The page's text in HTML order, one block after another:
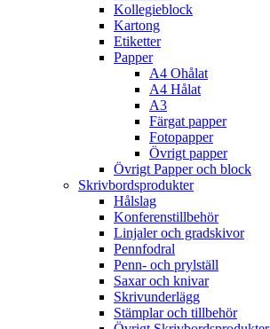
Kollegieblock
Kartong
Etiketter
Papper
A4 Ohålat
A4 Hålat
A3
Färgat papper
Fotopapper
Övrigt papper
Övrigt Papper och block
Skrivbordsprodukter
Hålslag
Konferenstillbehör
Linjaler och gradskivor
Pennfodral
Penn- och prylställ
Saxar och knivar
Skrivunderlägg
Stämplar och tillbehör